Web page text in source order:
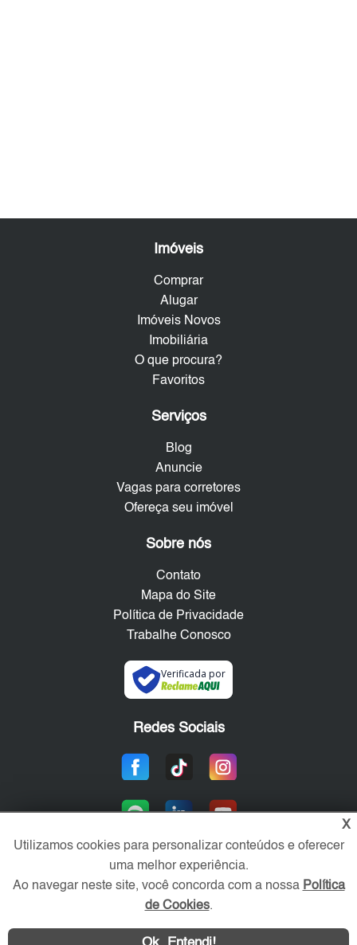
Imóveis
Comprar
Alugar
Imóveis Novos
Imobiliária
O que procura?
Favoritos
Serviços
Blog
Anuncie
Vagas para corretores
Ofereça seu imóvel
Sobre nós
Contato
Mapa do Site
Política de Privacidade
Trabalhe Conosco
Verificada por
Redes Sociais
Área exclusiva aos anunciantes,
acesse sua conta:
X
Utilizamos cookies para personalizar conteúdos e oferecer
uma melhor experiência.
Ao navegar neste site, você concorda com a nossa Política
de Cookies.